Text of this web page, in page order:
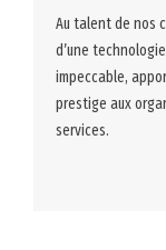
Au talent de nos
d’une
impeccable,
prestige aux
services.